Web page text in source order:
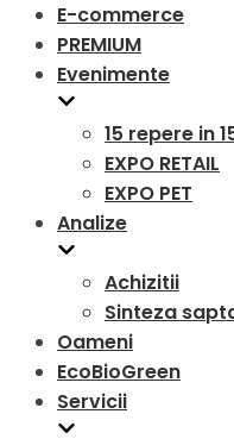
E-commerce
PREMIUM
Evenimente
15 repere in
EXPO RETAIL
EXPO PET
Analize
Achizitii
Sinteza
Oameni
EcoBioGreen
Servicii